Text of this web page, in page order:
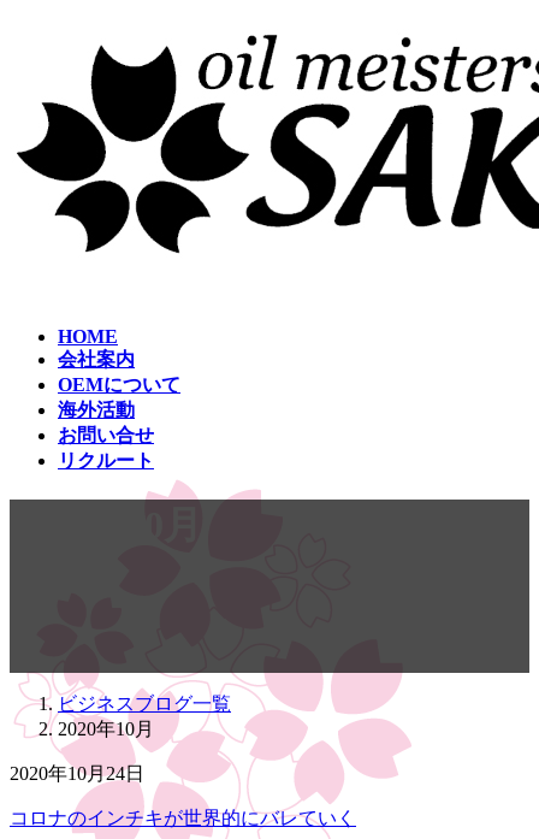
へ
ス
ョ
ン
HOME
会社案内
OEMについて
海外活動
お問い合せ
リクルート
ビジネスブログ一覧
2020年10月
2020年10月24日
コロナのインチキが世界的にバレていく